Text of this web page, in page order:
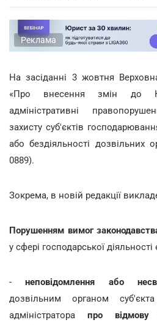
Реклама
На засіданні 3 жовтня
«Про внесення змін до
адміністративні
захисту суб'єктів
або бездіяльності дозвільних
0889).
Зокрема, в новій редакції
Порушенням вимог
у сфері господарської діяльності
-неповідомлення або
дозвільним органом
адміністратора про